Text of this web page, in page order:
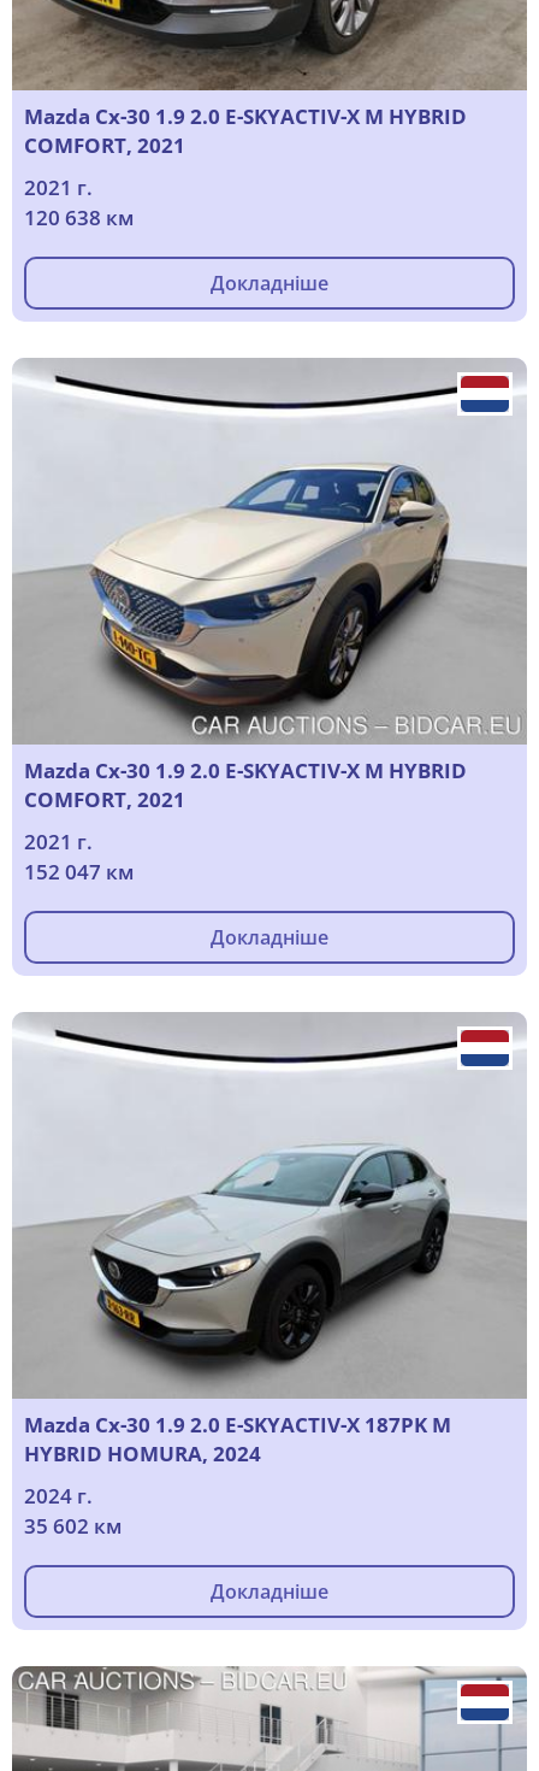
Mazda Cx-30 1.9 2.0 E-SKYACTIV-X M HYBRID
COMFORT, 2021
2021 г.
120 638 км
Докладніше
Mazda Cx-30 1.9 2.0 E-SKYACTIV-X M HYBRID
COMFORT, 2021
2021 г.
152 047 км
Докладніше
Mazda Cx-30 1.9 2.0 E-SKYACTIV-X 187PK M
HYBRID HOMURA, 2024
2024 г.
35 602 км
Докладніше